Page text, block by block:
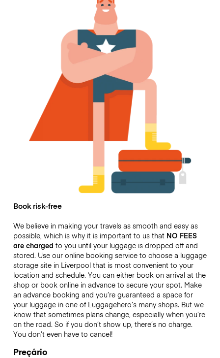
Book risk-free
We believe in making your travels as smooth and easy as
possible, which is why it is important to us that NO FEES
are charged to you until your luggage is dropped off and
stored. Use our online booking service to choose a luggage
storage site in Liverpool that is most convenient to your
location and schedule. You can either book on arrival at the
shop or book online in advance to secure your spot. Make
an advance booking and you’re guaranteed a space for
your luggage in one of Luggagehero’s many shops. But we
know that sometimes plans change, especially when you’re
on the road. So if you don’t show up, there’s no charge.
You don’t even have to cancel!
Preçário